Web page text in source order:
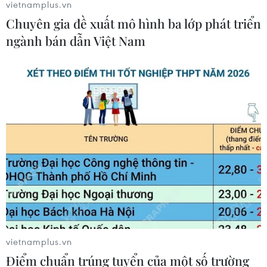
Pháp cảnh giác nguy cơ thao túng
thông tin trước bầu cử tổng thống
năm 2027
09/08/2026 07:45
Mỹ đánh giá thỏa thuận hòa bình
Armenia-Azerbaijan và sáng kiến
09/08/2026 06:56
Khủng hoảng nắng nóng đẩy 34 tỉnh
của Pháp vào mức nguy cơ cháy
rừng cao
08/08/2026 23:59
vietnamplus.vn
Chuyên gia đề xuất mô hình ba lớp phát triển
ngành bán dẫn Việt Nam
vietnamplus.vn
Điểm chuẩn trúng tuyển của một số trường